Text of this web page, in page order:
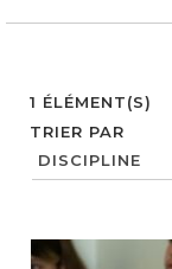
1 ÉLÉMENT(S)
TRIER PAR